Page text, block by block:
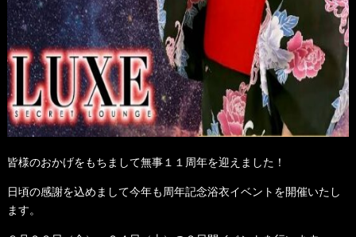
皆様のおかげをもちまして無事１１周年を迎えました！
日頃の感謝を込めまして今年も周年記念浴衣イベントを開催いたし
ます。